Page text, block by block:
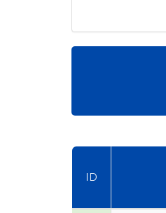
ID